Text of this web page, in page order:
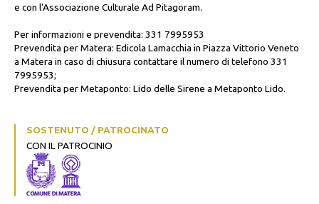
e con l'Associazione Culturale Ad Pitagoram.
Per informazioni e prevendita: 331 7995953
Prevendita per Matera: Edicola Lamacchia in Piazza Vittorio Veneto
a Matera in caso di chiusura contattare il numero di telefono 331
7995953;
Prevendita per Metaponto: Lido delle Sirene a Metaponto Lido.
SOSTENUTO / PATROCINATO
CON IL PATROCINIO